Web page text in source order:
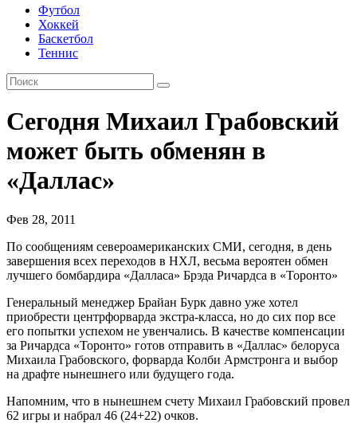
Футбол
Хоккей
Баскетбол
Теннис
Сегодня Михаил Грабовский
может быть обменян в
«Даллас»
Фев 28, 2011
По сообщениям североамериканских СМИ, сегодня, в день
завершения всех переходов в НХЛ, весьма вероятен обмен
лучшего бомбардира «Далласа» Брэда Ричардса в «Торонто»
Генеральный менеджер Брайан Бурк давно уже хотел
приобрести центрфорварда экстра-класса, но до сих пор все
его попытки успехом не увенчались. В качестве компенсации
за Ричардса «Торонто» готов отправить в «Даллас» белоруса
Михаила Грабовского, форварда Колби Армстронга и выбор
на драфте нынешнего или будущего года.
Напомним, что в нынешнем счету Михаил Грабовский провел
62 игры и набрал 46 (24+22) очков.